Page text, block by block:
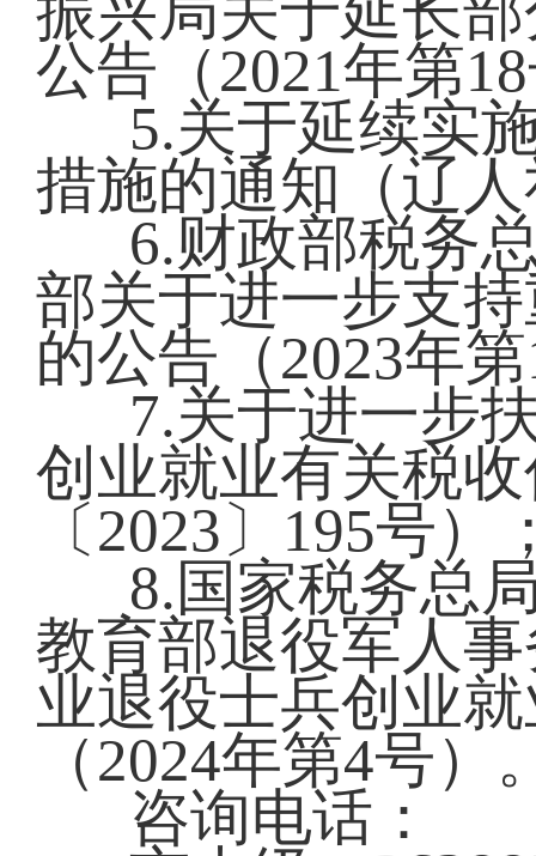
公告（2021年第
5.关于延续实
措施的通知（辽
6.财政部税务
部关于进一步支
的公告（2023年
7.关于进一步
创业就业有关税
〔2023〕195号）
8.国家税务总
教育部退役军人
业退役士兵创业
（2024年第4号）
咨询电话：